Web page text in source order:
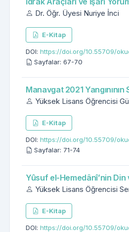
Dr. Öğr. Üyesi Nuriye İnci
E-Kitap
DOI: https://doi.org/10.55709/
Sayfalar: 67-70
Manavgat 2021
Yüksek Lisans Öğrencisi
E-Kitap
DOI: https://doi.org/10.55709/
Sayfalar: 71-74
Yûsuf el-Hemedânî’nin Din
Yüksek Lisans Öğrencisi
E-Kitap
DOI: https://doi.org/10.55709/